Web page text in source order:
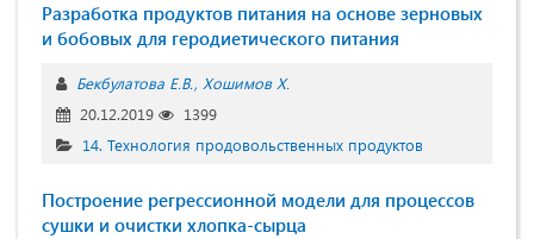
Разработка продуктов питания на основе зерновых
и бобовых для геродиетического питания
Бекбулатова Е.В. Хошимов Х.
20.12.2019
1399
14. Технология продовольственных продуктов
Построение регрессионной модели для процессов
сушки и очистки хлопка-сырца